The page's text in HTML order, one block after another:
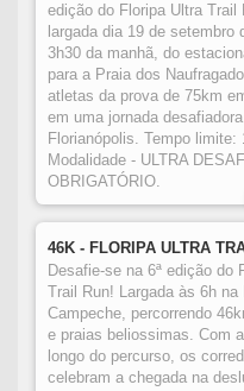
edição do Floripa Ultra Trail
largada dia 19 de setembro
3h30 da manhã, do
para a Praia dos
atletas da prova de 75km
em uma jornada
Florianópolis. Tempo limite:
Modalidade - ULTRA
OBRIGATÓRIO.
46K - FLORIPA ULTRA
Desafie-se na 6ª edição do
Trail Run! Largada às 6h na
Campeche, percorrendo
e praias beliossimas. Com
longo do percurso, os
celebram a chegada na